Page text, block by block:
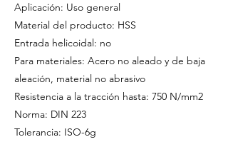
Aplicación: Uso general
Material del producto: HSS
Entrada helicoidal: no
Para materiales: Acero no aleado y de baja
aleación, material no abrasivo
Resistencia a la tracción hasta: 750 N/mm2
Norma: DIN 223
Tolerancia: ISO-6g